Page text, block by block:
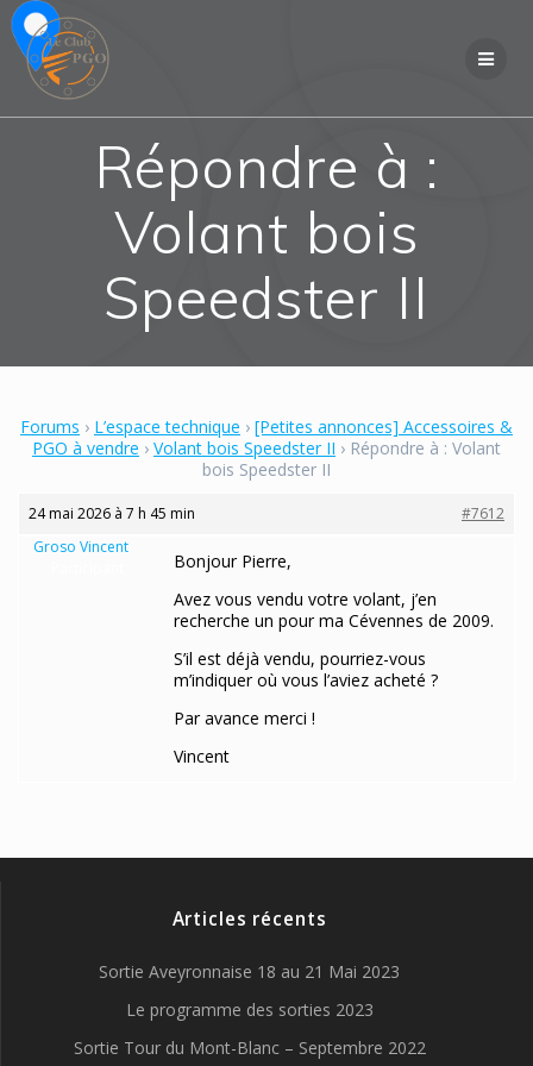
Répondre à :
Volant bois
Speedster II
Forums › L’espace technique › [Petites annonces] Accessoires &
PGO à vendre › Volant bois Speedster II › Répondre à : Volant
bois Speedster II
24 mai 2026 à 7 h 45 min
#7612
Groso Vincent
Bonjour Pierre,
Avez vous vendu votre volant, j’en
recherche un pour ma Cévennes de 2009.
S’il est déjà vendu, pourriez-vous
m’indiquer où vous l’aviez acheté ?
Par avance merci !
Vincent
Articles récents
Sortie Aveyronnaise 18 au 21 Mai 2023
Le programme des sorties 2023
Sortie Tour du Mont-Blanc – Septembre 2022